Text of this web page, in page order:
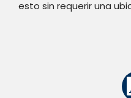
esto sin requerir una